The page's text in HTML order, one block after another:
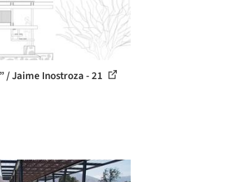
/ Jaime Inostroza - 21